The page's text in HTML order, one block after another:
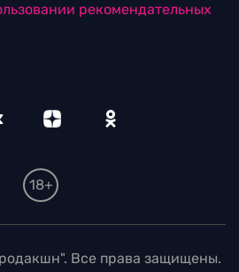
рекомендательных
18+
Все права защищены.